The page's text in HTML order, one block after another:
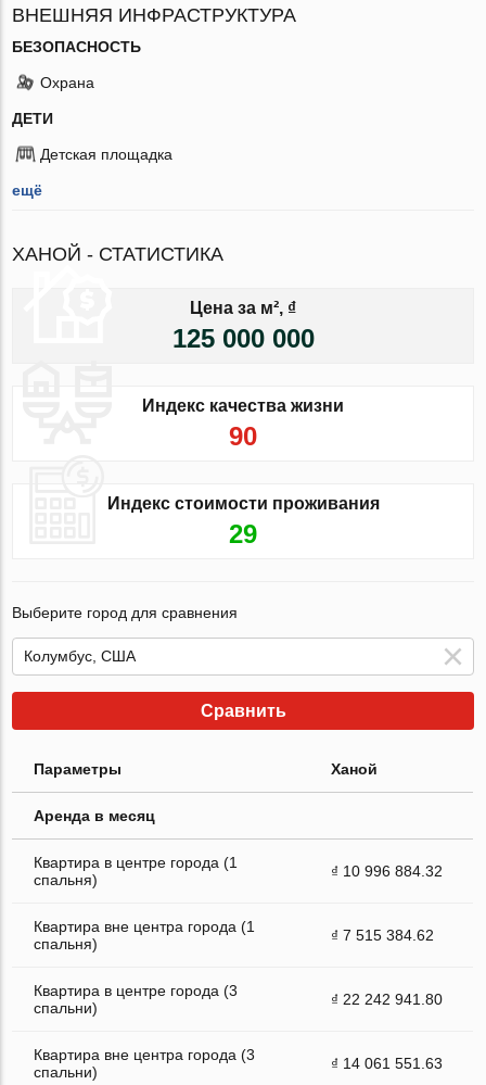
ВНЕШНЯЯ ИНФРАСТРУКТУРА
БЕЗОПАСНОСТЬ
Охрана
ДЕТИ
Детская площадка
ещё
ХАНОЙ - СТАТИСТИКА
Цена за м², ₫
125 000 000
Индекс качества жизни
90
Индекс стоимости проживания
29
Выберите город для сравнения
Сравнить
Параметры Ханой
Аренда в месяц
Квартира в центре города (1
спальня)
₫ 10 996 884.32
Квартира вне центра города (1
спальня)
₫ 7 515 384.62
Квартира в центре города (3
спальни)
₫ 22 242 941.80
Квартира вне центра города (3
спальни)
₫ 14 061 551.63